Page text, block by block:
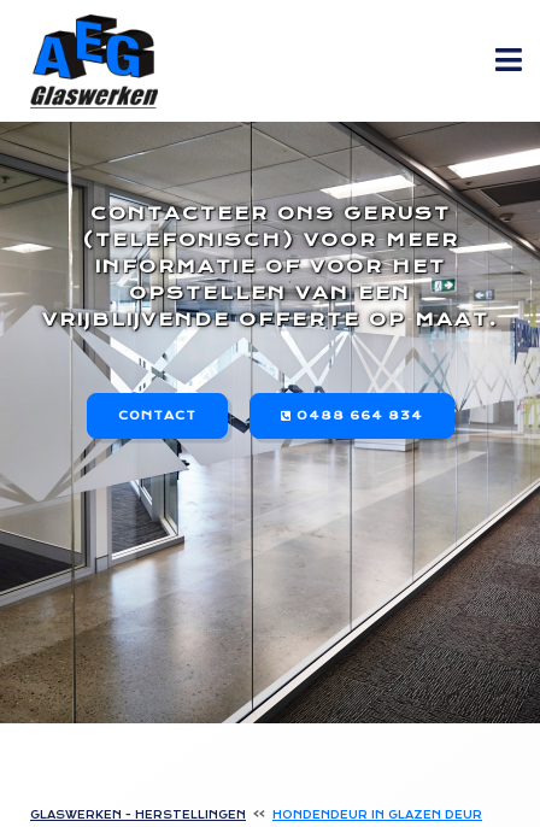
CONTACTEER ONS GERUST
(TELEFONISCH) VOOR MEER
INFORMATIE OF VOOR HET
OPSTELLEN VAN EEN
VRIJBLIJVENDE OFFERTE OP MAAT.
CONTACT 0488 664 834
GLASWERKEN - HERSTELLINGEN HONDENDEUR IN GLAZEN DEUR